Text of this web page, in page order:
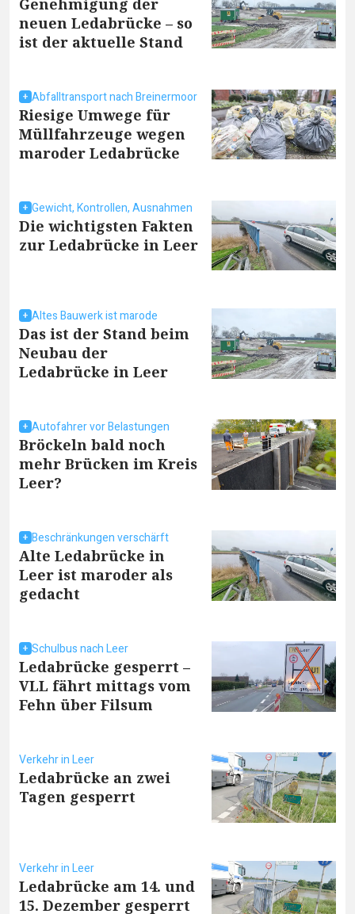
neuen Ledabrücke – so
ist der aktuelle Stand
Abfalltransport nach Breinermoor
Riesige Umwege für
Müllfahrzeuge wegen
maroder Ledabrücke
Gewicht, Kontrollen, Ausnahmen
Die wichtigsten Fakten
zur Ledabrücke in Leer
Altes Bauwerk ist marode
Das ist der Stand beim
Neubau der
Ledabrücke in Leer
Autofahrer vor Belastungen
Bröckeln bald noch
mehr Brücken im Kreis
Leer?
Beschränkungen verschärft
Alte Ledabrücke in
Leer ist maroder als
gedacht
Schulbus nach Leer
Ledabrücke gesperrt –
VLL fährt mittags vom
Fehn über Filsum
Verkehr in Leer
Ledabrücke an zwei
Tagen gesperrt
Verkehr in Leer
Ledabrücke am 14. und
15. Dezember gesperrt